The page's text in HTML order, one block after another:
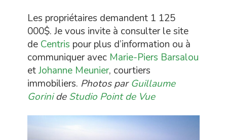
Les propriétaires demandent 1 125
000$. Je vous invite à consulter le site
de Centris pour plus d’information ou à
communiquer avec Marie-Piers Barsalou
etJohanne Meunier, courtiers
immobiliers. Photos par Guillaume
GorinideStudio Point de Vue